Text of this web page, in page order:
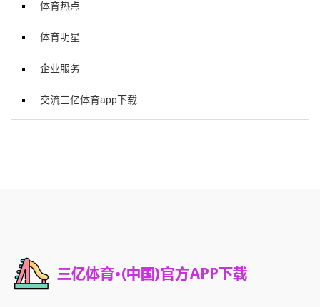
体育热点
体育明星
企业服务
交流三亿体育app下载